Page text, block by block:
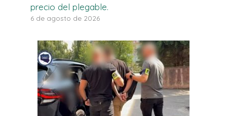
precio del plegable.
6 de agosto de 2026